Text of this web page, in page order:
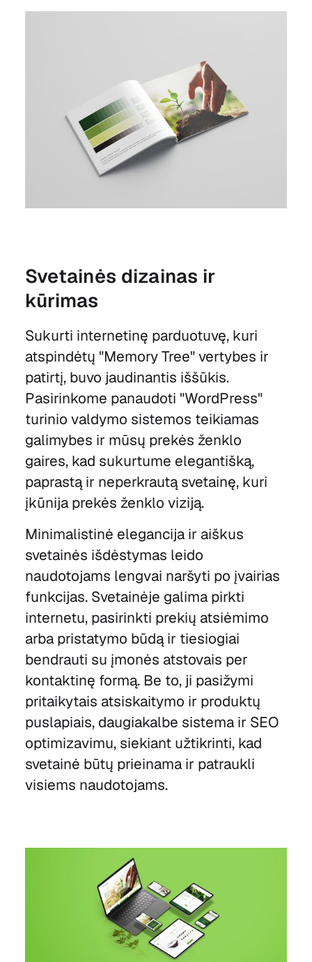
Svetainės dizainas ir
kūrimas
Sukurti internetinę parduotuvę, kuri
atspindėtų "Memory Tree" vertybes ir
patirtį, buvo jaudinantis iššūkis.
Pasirinkome panaudoti "WordPress"
turinio valdymo sistemos teikiamas
galimybes ir mūsų prekės ženklo
gaires, kad sukurtume elegantišką,
paprastą ir neperkrautą svetainę, kuri
įkūnija prekės ženklo viziją.
Minimalistinė elegancija ir aiškus
svetainės išdėstymas leido
naudotojams lengvai naršyti po įvairias
funkcijas. Svetainėje galima pirkti
internetu, pasirinkti prekių atsiėmimo
arba pristatymo būdą ir tiesiogiai
bendrauti su įmonės atstovais per
kontaktinę formą. Be to, ji pasižymi
pritaikytais atsiskaitymo ir produktų
puslapiais, daugiakalbe sistema ir SEO
optimizavimu, siekiant užtikrinti, kad
svetainė būtų prieinama ir patraukli
visiems naudotojams.